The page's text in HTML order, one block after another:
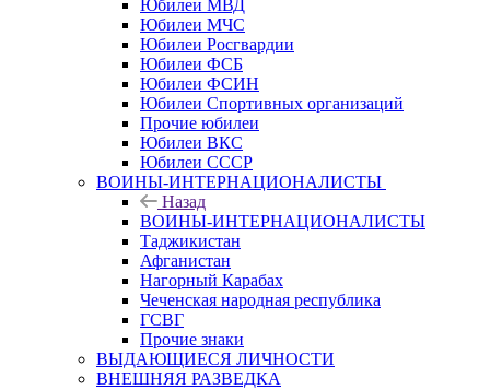
Юбилеи МВД
Юбилеи МЧС
Юбилеи Росгвардии
Юбилеи ФСБ
Юбилеи ФСИН
Юбилеи Спортивных организаций
Прочие юбилеи
Юбилеи ВКС
Юбилеи СССР
ВОИНЫ-ИНТЕРНАЦИОНАЛИСТЫ
Назад
ВОИНЫ-ИНТЕРНАЦИОНАЛИСТЫ
Таджикистан
Афганистан
Нагорный Карабах
Чеченская народная республика
ГСВГ
Прочие знаки
ВЫДАЮЩИЕСЯ ЛИЧНОСТИ
ВНЕШНЯЯ РАЗВЕДКА